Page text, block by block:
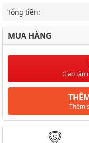
Tổng tiền:
MUA HÀNG
Giao tận
Thêm